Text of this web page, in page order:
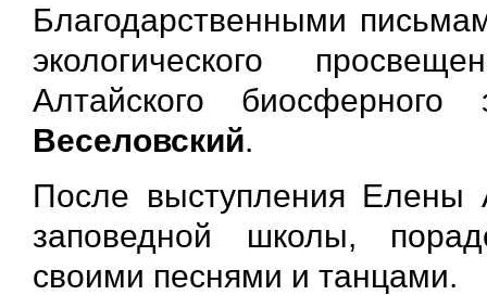
Благодарственными
экологического
Алтайского
Веселовский.
После выступления Елены
заповедной школы,
своими песнями и танцами.